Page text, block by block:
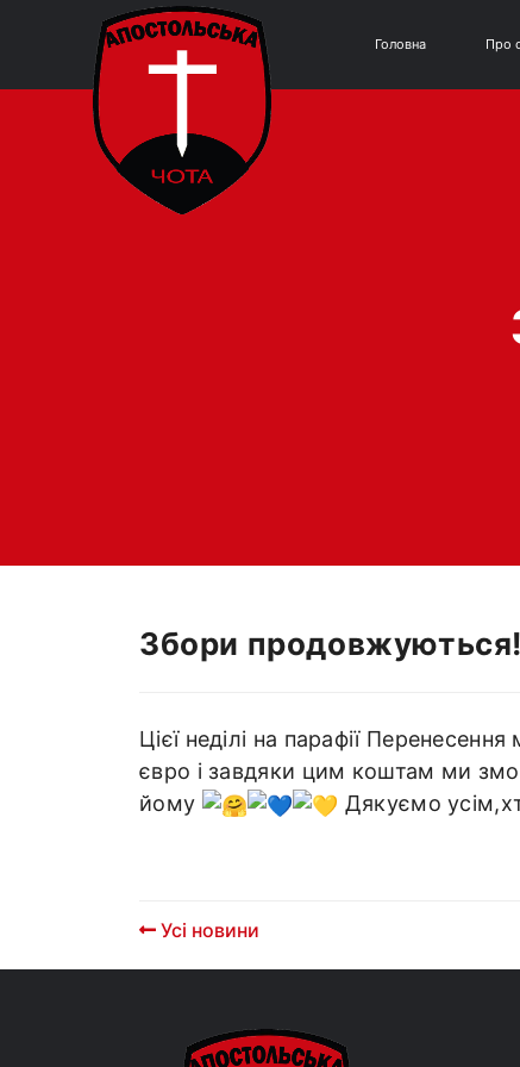
Головна Про
Збори продовжуються!
Цієї неділі на парафії
євро і завдяки цим коштам ми
йому
Дякуємо
Усі новини